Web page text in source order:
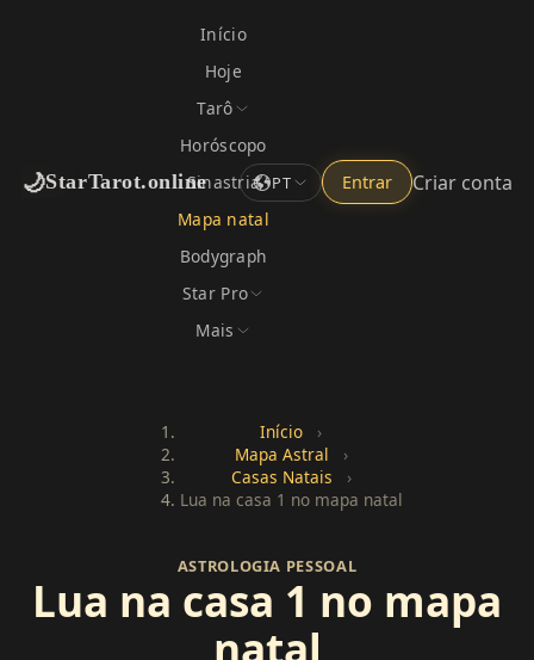
🌙StarTarot.online
Início
Hoje
Tarô
Horóscopo
Sinastria
Mapa natal
Bodygraph
Star Pro
Mais
PT Entrar Criar conta
Início
›
Mapa Astral
›
Casas Natais
›
Lua na casa 1 no mapa natal
ASTROLOGIA PESSOAL
Lua na casa 1 no mapa
natal